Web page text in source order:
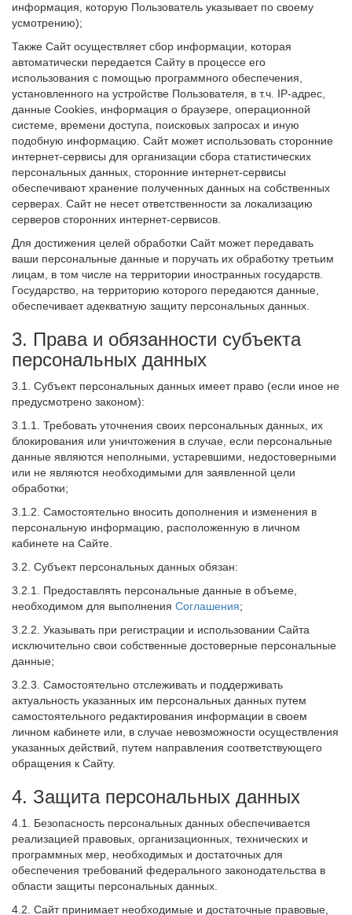
информация, которую Пользователь указывает по своему
усмотрению);
Также Сайт осуществляет сбор информации, которая
автоматически передается Сайту в процессе его
использования с помощью программного обеспечения,
установленного на устройстве Пользователя, в т.ч. IP-адрес,
данные Cookies, информация о браузере, операционной
системе, времени доступа, поисковых запросах и иную
подобную информацию . Сайт может использовать сторонние
интернет-сервисы для организации сбора статистических
персональных данных, сторонние интернет-сервисы
обеспечивают хранение полученных данных на собственных
серверах. Сайт не несет ответственности за локализацию
серверов сторонних интернет-сервисов.
Для достижения целей обработки Сайт может передавать
ваши персональные данные и поручать их обработку третьим
лицам, в том числе на территории иностранных государств.
Государство, на территорию которого передаются данные,
обеспечивает адекватную защиту персональных данных.
3. Права и обязанности субъекта
персональных данных
3.1. Субъект персональных данных имеет право (если иное не
предусмотрено законом):
3.1.1. Требовать уточнения своих персональных данных, их
блокирования или уничтожения в случае, если персональные
данные являются неполными, устаревшими, недостоверными
или не являются необходимыми для заявленной цели
обработки;
3.1.2. Самостоятельно вносить дополнения и изменения в
персональную информацию, расположенную в личном
кабинете на Сайте.
3.2. Субъект персональных данных обязан:
3.2.1. Предоставлять персональные данные в объеме,
необходимом для выполнения Соглашения;
3.2.2. Указывать при регистрации и использовании Сайта
исключительно свои собственные достоверные персональные
данные;
3.2.3. Самостоятельно отслеживать и поддерживать
актуальность указанных им персональных данных путем
самостоятельного редактирования информации в своем
личном кабинете или, в случае невозможности осуществления
указанных действий, путем направления соответствующего
обращения к Сайту.
4. Защита персональных данных
4.1. Безопасность персональных данных обеспечивается
реализацией правовых, организационных, технических и
программных мер, необходимых и достаточных для
обеспечения требований федерального законодательства в
области защиты персональных данных.
4.2. Сайт принимает необходимые и достаточные правовые,